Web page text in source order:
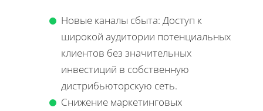
Новые каналы сбыта: Доступ к
широкой аудитории потенциальных
клиентов без значительных
инвестиций в собственную
дистрибьюторскую сеть.
Снижение маркетинговых